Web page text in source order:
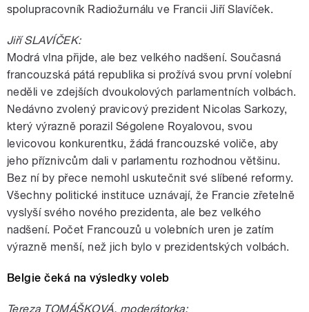
spolupracovník Radiožurnálu ve Francii Jiří Slavíček.
Jiří SLAVÍČEK:
Modrá vlna přijde, ale bez velkého nadšení. Současná
francouzská pátá republika si prožívá svou první volební
neděli ve zdejších dvoukolových parlamentních volbách.
Nedávno zvolený pravicový prezident Nicolas Sarkozy,
který výrazně porazil Ségolene Royalovou, svou
levicovou konkurentku, žádá francouzské voliče, aby
jeho příznivcům dali v parlamentu rozhodnou většinu.
Bez ní by přece nemohl uskutečnit své slíbené reformy.
Všechny politické instituce uznávají, že Francie zřetelně
vyslyší svého nového prezidenta, ale bez velkého
nadšení. Počet Francouzů u volebních uren je zatím
výrazně menší, než jich bylo v prezidentských volbách.
Belgie čeká na výsledky voleb
Tereza TOMÁŠKOVÁ, moderátorka: